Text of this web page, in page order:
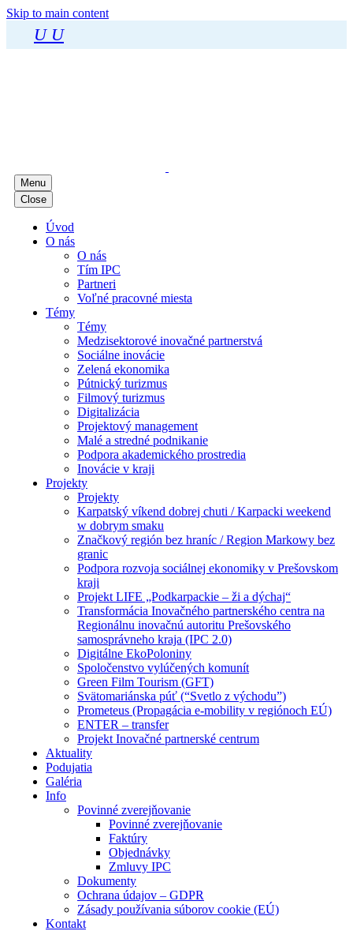
Skip to main content
U U
Menu
Close
Úvod
O nás
O nás
Tím IPC
Partneri
Voľné pracovné miesta
Témy
Témy
Medzisektorové inovačné partnerstvá
Sociálne inovácie
Zelená ekonomika
Pútnický turizmus
Filmový turizmus
Digitalizácia
Projektový management
Malé a stredné podnikanie
Podpora akademického prostredia
Inovácie v kraji
Projekty
Projekty
Karpatský víkend dobrej chuti / Karpacki weekend
w dobrym smaku
Značkový región bez hraníc / Region Markowy bez
granic
Podpora rozvoja sociálnej ekonomiky v Prešovskom
kraji
Projekt LIFE „Podkarpackie – ži a dýchaj“
Transformácia Inovačného partnerského centra na
Regionálnu inovačnú autoritu Prešovského
samosprávneho kraja (IPC 2.0)
Digitálne EkoPoloniny
Spoločenstvo vylúčených komunít
Green Film Tourism (GFT)
Svätomariánska púť (“Svetlo z východu”)
Prometeus (Propagácia e-mobility v regiónoch EÚ)
ENTER – transfer
Projekt Inovačné partnerské centrum
Aktuality
Podujatia
Galéria
Info
Povinné zverejňovanie
Povinné zverejňovanie
Faktúry
Objednávky
Zmluvy IPC
Dokumenty
Ochrana údajov – GDPR
Zásady používania súborov cookie (EÚ)
Kontakt